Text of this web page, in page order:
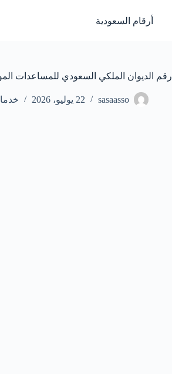
المحتوى
أرقام السعودية
رقم الديوان الملكي السعودي للمساعدات
sasaasso 22 يوليو، 2026